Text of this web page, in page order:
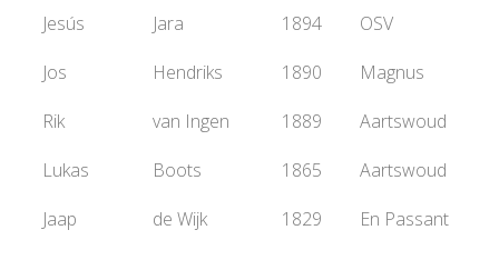
Jesús
Jara 1894
OSV
Jos
Hendriks 1890
Magnus
Rik
van Ingen 1889
Aartswoud
Lukas
Boots 1865
Aartswoud
Jaap
de Wijk 1829
En Passant